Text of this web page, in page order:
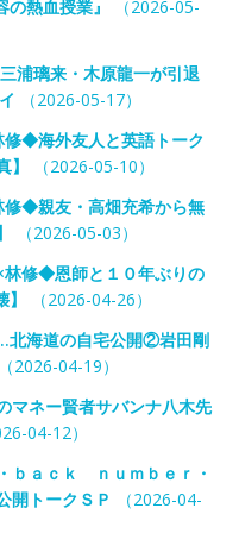
熱血授業』
（2026-05-
浦璃来・木原龍一が引退
（2026-05-17）
修◆海外友人と英語トーク
（2026-05-10）
修◆親友・高畑充希から無
（2026-05-03）
林修◆恩師と１０年ぶりの
（2026-04-26）
海道の自宅公開②岩田剛
2026-04-19）
マネー賢者サバンナ八木先
04-12）
ａｃｋ ｎｕｍｂｅｒ・
開トークＳＰ
（2026-04-